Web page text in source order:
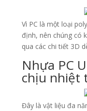
Vì PC là một loại
định, nên chúng có
qua các chi tiết 3D
Nhựa PC
chịu nhiệt
Đây là vật liệu đa